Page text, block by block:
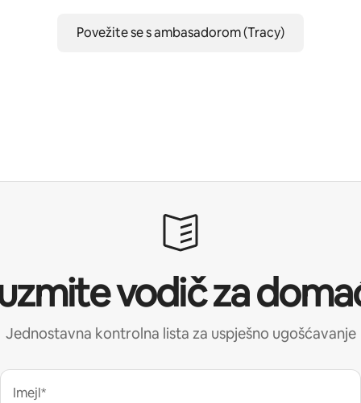
Povežite se s ambasadorom (Tracy)
vodič za
Jednostavna kontrolna lista za uspješno ugošćavanje
Imejl*